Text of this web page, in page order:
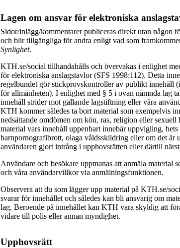
Lagen om ansvar för elektroniska
Sidor/inlägg/kommentarer publiceras direkt utan någon
och blir tillgängliga för andra enligt vad som
Synlighet.
KTH.se/social tillhandahålls och övervakas i enlighet
för elektroniska anslagstavlor (SFS 1998:112). Detta
regelbundet gör stickprovskontroller av publikt innehåll
för allmänheten). I enlighet med § 5 i ovan nämnda lag
innehåll strider mot gällande lagstiftning eller våra
KTH kommer således ta bort material som exempelvis
nedsättande omdömen om kön, ras, religion eller sexuell
material vars innehåll uppenbart innebär uppvigling,
barnpornografibrott, olaga våldsskildring eller om det är
användaren gjort intrång i upphovsrätten eller därtill
Användare och besökare uppmanas att anmäla material
och våra användarvillkor via anmälningsfunktionen.
Observera att du som lägger upp material på KTH.se/
svarar för innehållet och således kan bli ansvarig om
lag. Beroende på innehållet kan KTH vara skyldig att
vidare till polis eller annan myndighet.
Upphovsrätt